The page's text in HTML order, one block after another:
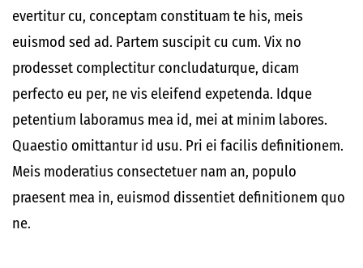
evertitur cu, conceptam constituam te his, meis
euismod sed ad. Partem suscipit cu cum. Vix no
prodesset complectitur concludaturque, dicam
perfecto eu per, ne vis eleifend expetenda. Idque
petentium laboramus mea id, mei at minim labores.
Quaestio omittantur id usu. Pri ei facilis definitionem.
Meis moderatius consectetuer nam an, populo
praesent mea in, euismod dissentiet definitionem quo
ne.